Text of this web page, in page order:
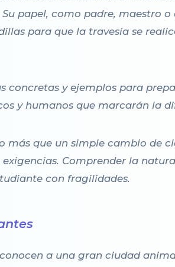
papel, como padre, maestro
para que la travesía se
y ejemplos para
y humanos que marcarán la
más que un simple cambio de
Comprender la
con fragilidades.
a una gran ciudad